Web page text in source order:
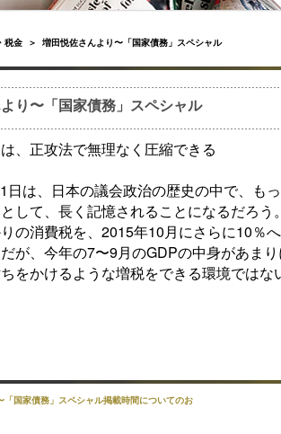
税金 ＞ 増田悦佐さんより〜「国家債務」スペシャル
り〜「国家債務」スペシャル
、正攻法で無理なく圧縮できる
日は、日本の議会政治の歴史の中で、も
して、長く記憶されることになるだろ
の消費税を、2015年10月にさらに10％
が、今年の7〜9月のGDPの中身があま
をかけるような増税をできる環境ではな
「国家債務」スペシャル掲載時間についてのお